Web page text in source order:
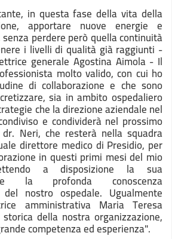
in questa fase della vita della
apportare nuove energie e
perdere però quella continuità
i livelli di qualità già raggiunti -
generale Agostina Aimola - Il
molto valido, con cui ho
di collaborazione e che sono
sia in ambito ospedaliero
che la direzione aziendale nel
e condividerà nel prossimo
Neri, che resterà nella squadra
direttore medico di Presidio, per
in questi primi mesi del mio
a disposizione la sua
e la profonda conoscenza
del nostro ospedale. Ugualmente
amministrativa Maria Teresa
della nostra organizzazione,
competenza ed esperienza".